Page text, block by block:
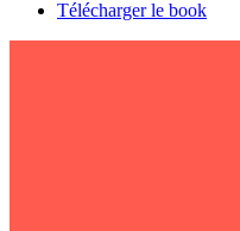
Télécharger le book